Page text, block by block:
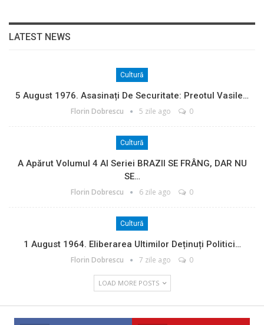
LATEST NEWS
Cultură
5 August 1976. Asasinați De Securitate: Preotul Vasile…
Florin Dobrescu 5 zile ago 0
Cultură
A Apărut Volumul 4 Al Seriei BRAZII SE FRÂNG, DAR NU
SE…
Florin Dobrescu 6 zile ago 0
Cultură
1 August 1964. Eliberarea Ultimilor Deținuți Politici…
Florin Dobrescu 7 zile ago 0
LOAD MORE POSTS